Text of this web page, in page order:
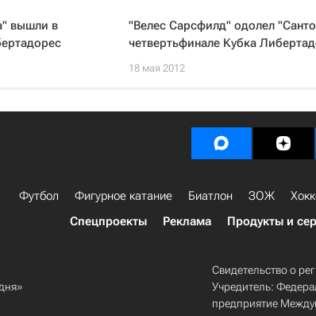
вышли в
"Велес Сарсфилд" одолел
четвертьфинале Кубка
18 мая 2012
Футбол Фигурное катание Биатлон ЗОЖ
Спецпроекты
Реклама Продукты и
Свидетельство о
Учредитель:
предприятие